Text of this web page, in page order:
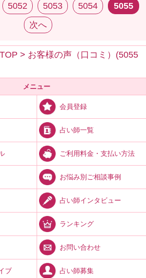
5052 5053 5054
5055
次へ
> お客様の声（口コミ）(5055
メニュー
会員登録
占い師一覧
ご利用料金・支払い方法
お悩み別ご相談事例
占い師インタビュー
ランキング
お問い合わせ
ブ 占い師募集